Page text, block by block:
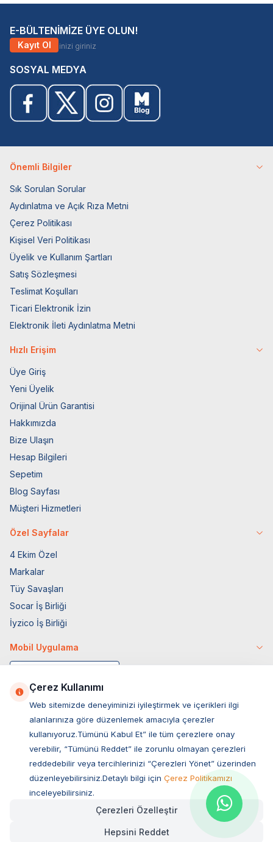
E-BÜLTENİMİZE ÜYE OLUN!
Kayıt Ol
SOSYAL MEDYA
Önemli Bilgiler
Sık Sorulan Sorular
Aydınlatma ve Açık Rıza Metni
Çerez Politikası
Kişisel Veri Politikası
Üyelik ve Kullanım Şartları
Satış Sözleşmesi
Teslimat Koşulları
Ticari Elektronik İzin
Elektronik İleti Aydınlatma Metni
Hızlı Erişim
Üye Giriş
Yeni Üyelik
Orijinal Ürün Garantisi
Hakkımızda
Bize Ulaşın
Hesap Bilgileri
Sepetim
Blog Sayfası
Müşteri Hizmetleri
Özel Sayfalar
4 Ekim Özel
Markalar
Tüy Savaşları
Socar İş Birliği
İyzico İş Birliği
Mobil Uygulama
Müşteri Hizmetleri
Sıkça Sorulan Sorular
Çerez Kullanımı
Web sitemizde deneyiminizi iyileştirmek ve içerikleri ilgi
alanlarınıza göre düzenlemek amacıyla çerezler
kullanıyoruz.Tümünü Kabul Et” ile tüm çerezlere onay
verebilir, “Tümünü Reddet” ile zorunlu olmayan çerezleri
reddedebilir veya tercihlerinizi “Çerezleri Yönet” üzerinden
düzenleyebilirsiniz.Detaylı bilgi için Çerez Politikamızı
inceleyebilirsiniz.
Çerezleri Özelleştir
Hepsini Reddet